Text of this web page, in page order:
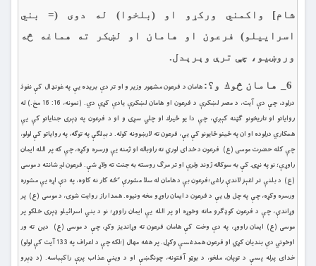
شام] واكمني وركړو او (بلخوا) له دوی (= بني
اسراییلو) فرعون او هامان او لښكر ته هماغه څه
وروښيو، چې ترې وېرېدل.
هامان د فرعون مشهور وزير و او تر دې بريده يې په غونډال كې نفوذ
درلود، چې دې آيت، د مصر لښكرې د فرعون او هامان لښكرې يادې كړې دي. (نمونه، 16: 16 مخ.) له
رواياتو او تاريخونو ګټنه كېږي، چې دا يو ځيرك او چلي سړى و او د فرعون په ډېرى جناياتو كې يې
همكاري درلوده او ان په ځينو ځايونو كې يې، فرعون ته لارښوونه كوله. د بېلګې په توګه، په رواياتو كې لولو،
چې كله حضرت موسى (ع) فرعون د خداى لوري ته راوباله او ژمنه يې ورسره وكړه، چې كه پر الله ايمان
راوړې؛ نو په نړۍ كې به سوكاله ژوند ولرې او تر مرګ روسته به جنت ته ولاړ شې. فرعون لږ شانته د موسى
(ع) د بلنې تر اغېز لاندې راغى؛فرعون بې د هامان له سلا مشورې “څه كار نه كاوه، په دې اړه يې مشوره
ورسره وكړه، چې په چل ول يې د فرعون د ايمان راوړو مخه ونيوه. همدا راز روايت شوى، د موسى (ع) پر
وړاندې، چې د فرعون كوډګرو ماته وخوړه او پر الله يې ايمان راووړ؛ نو د بني اسرائيلو ډېرى خلكو پر
موسى (ع) ايمان راووړ، په دې وخت كې هامان فرعون ته وړانديز وكړ، چې د موسى (ع) دين ته ور
اوخوتي دې بنديان كړي او فرعون همدغسې وكړل. پر هغه مهال (؛لكه چې د اعراف په 133 آيت كې لولو)
خداى پرله پسې د توپان، ملخو، د بوټو آفتونه، چونګښې او د وينې عذاب پرې راكېباسه. (د ډېرو